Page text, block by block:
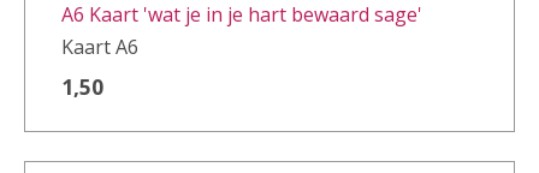
A6 Kaart 'wat je in je hart bewaard sage'
Kaart A6
1,50